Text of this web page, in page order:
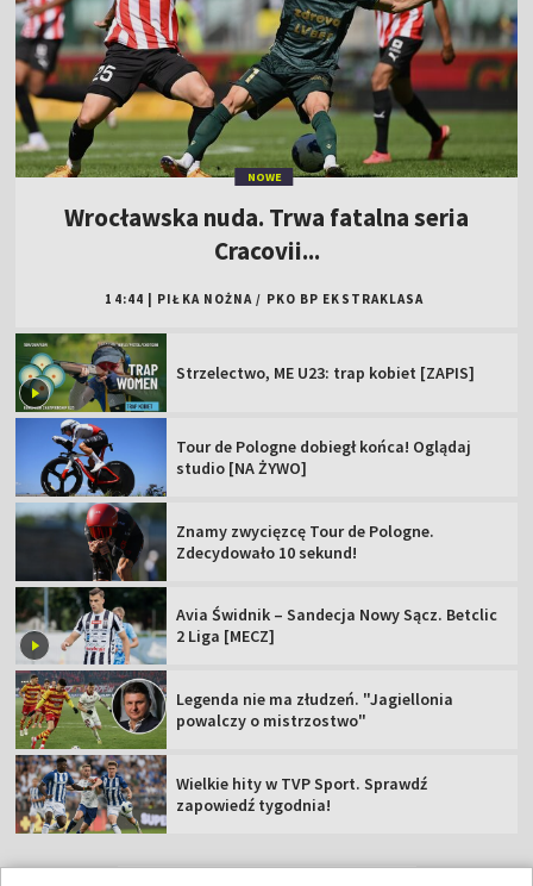
NOWE
Wrocławska nuda. Trwa fatalna seria
Cracovii...
14:44 PIŁKA NOŻNA / PKO BP EKSTRAKLASA
Strzelectwo, ME U23: trap kobiet [ZAPIS]
Tour de Pologne dobiegł końca! Oglądaj
studio [NA ŻYWO]
Znamy zwycięzcę Tour de Pologne.
Zdecydowało 10 sekund!
Avia Świdnik – Sandecja Nowy Sącz. Betclic
2 Liga [MECZ]
Legenda nie ma złudzeń. "Jagiellonia
powalczy o mistrzostwo"
Wielkie hity w TVP Sport. Sprawdź
zapowiedź tygodnia!